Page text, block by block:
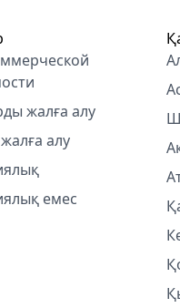
жалға алу
алу
емес